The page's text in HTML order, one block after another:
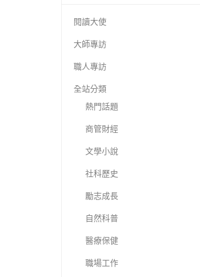
閱讀大使
大師專訪
職人專訪
全站分類
熱門話題
商管財經
文學小說
社科歷史
勵志成長
自然科普
醫療保健
職場工作